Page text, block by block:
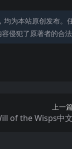
为本站原创发布
侵犯了原著者的合
上一篇
of the Wisps中文